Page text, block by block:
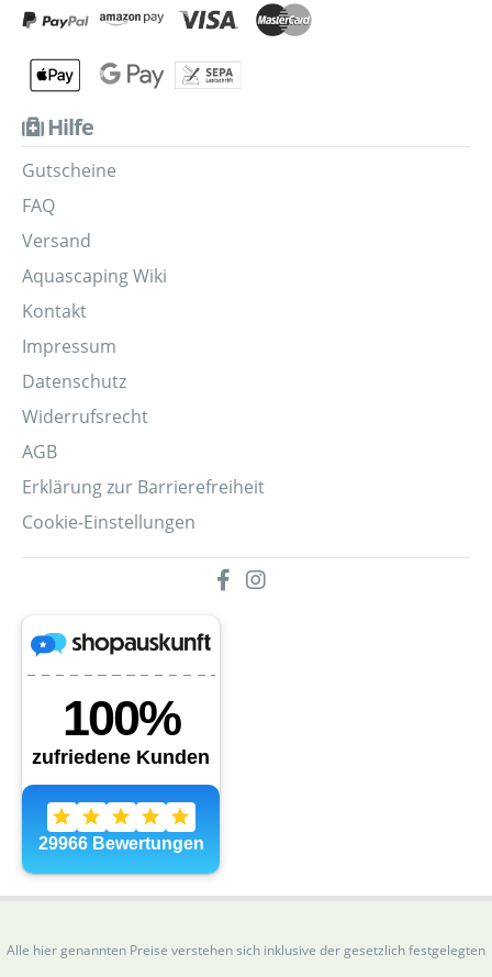
Hilfe
Gutscheine
FAQ
Versand
Aquascaping Wiki
Kontakt
Impressum
Datenschutz
Widerrufsrecht
AGB
Erklärung zur Barrierefreiheit
Cookie-Einstellungen
Alle hier genannten Preise verstehen sich inklusive der gesetzlich festgelegten